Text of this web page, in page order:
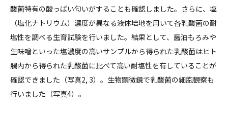
酸菌特有の酸っぱい匂いがすることも確認しました。さらに、塩
（塩化ナトリウム）濃度が異なる液体培地を用いて各乳酸菌の耐
塩性を調べる生育試験を行いました。結果として、醤油もろみや
生味噌といった塩濃度の高いサンプルから得られた乳酸菌はヒト
腸内から得られた乳酸菌に比べて高い耐塩性を有していることが
確認できました（写真2, 3）。生物顕微鏡で乳酸菌の細胞観察も
行いました（写真4）。